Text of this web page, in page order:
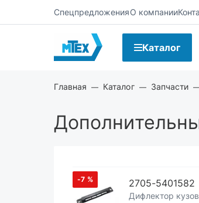
СпецпредложенияО компании
Каталог
Главная Каталог Запчасти
-7 % 2705-5401582
Дифлектор